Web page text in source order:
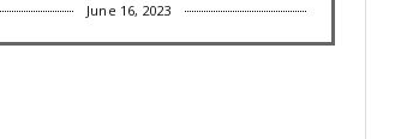
June 16, 2023
UNCATEGORIZED